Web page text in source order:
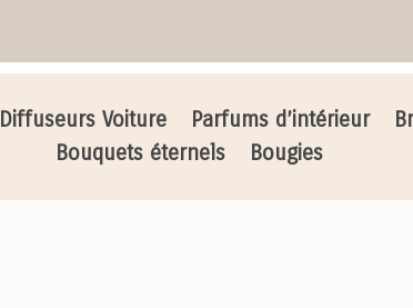
Diffuseurs Voiture Parfums d’intérieur
Bouquets éternels
Bougies